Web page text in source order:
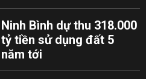
Ninh Bình dự thu 318.000
tỷ tiền sử dụng đất 5
năm tới